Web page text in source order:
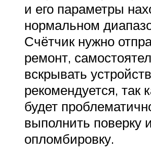
и его параметры
нормальном
Счётчик нужно
ремонт,
вскрывать
рекомендуется, так
будет
выполнить поверку и
опломбировку.